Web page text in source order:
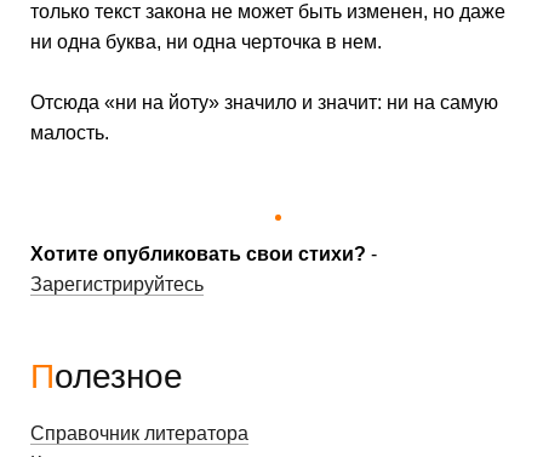
Хотите опубликовать свои стихи? -
Зарегистрируйтесь
только текст закона не может быть изменен, но даже
ни одна буква, ни одна черточка в нем.
Отсюда «ни на йоту» значило и значит: ни на самую
малость.
Полезное
Справочник литератора